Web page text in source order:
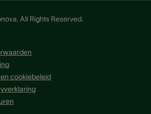
All Rights Reserved.
cookiebeleid